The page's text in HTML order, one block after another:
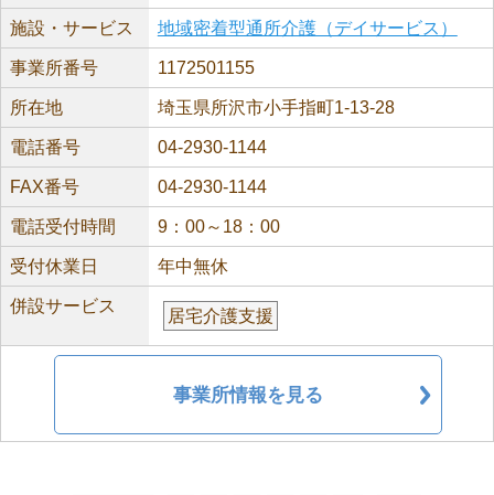
施設・サービス 地域密着型通所介護（デイサービス）
事業所番号 1172501155
所在地 埼玉県所沢市小手指町1-13-28
電話番号 04-2930-1144
FAX番号 04-2930-1144
電話受付時間 9：00～18：00
受付休業日 年中無休
併設サービス
居宅介護支援
事業所情報を見る